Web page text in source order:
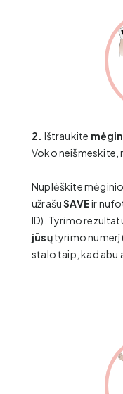
2. Ištraukite
Voko neišmeskite,
Nuplėškite
užrašuSAVEir
ID). Tyrimo
jūsųtyrimo numerį
stalo taip, kad abu